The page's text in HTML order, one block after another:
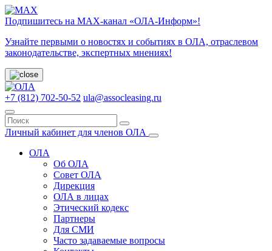
Подпишитесь на МАХ-канал «ОЛА-Информ»!
Узнайте первыми о новостях и событиях в ОЛА, отраслевом
законодательстве, экспертных мнениях!
+7 (812) 702-50-52 ula@assocleasing.ru
Личный кабинет для членов ОЛА
ОЛА
Об ОЛА
Совет ОЛА
Дирекция
ОЛА в лицах
Этический кодекс
Партнеры
Для СМИ
Часто задаваемые вопросы